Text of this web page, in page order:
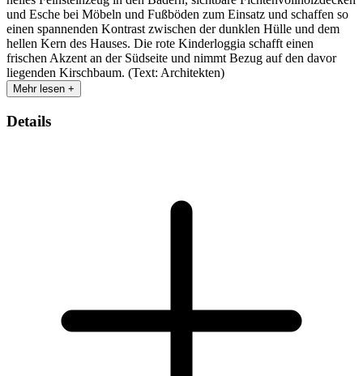
und Esche bei Möbeln und Fußböden zum Einsatz und schaffen so
einen spannenden Kontrast zwischen der dunklen Hülle und dem
hellen Kern des Hauses. Die rote Kinderloggia schafft einen
frischen Akzent an der Südseite und nimmt Bezug auf den davor
liegenden Kirschbaum. (Text: Architekten)
Mehr lesen +
Details